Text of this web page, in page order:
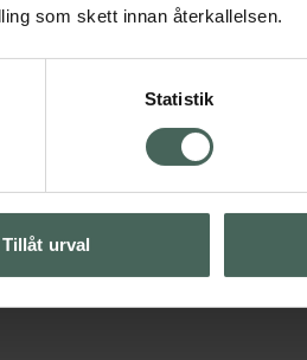
som skett innan återkallelsen.
Statistik
Tillåt urval
47,90 kr
Köp båda för
95,80 kr